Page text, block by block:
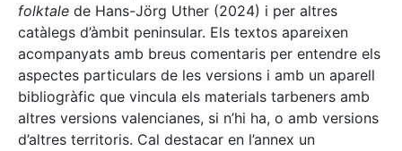
folktale de Hans-Jörg Uther (2024) i per altres
catàlegs d’àmbit peninsular. Els textos apareixen
acompanyats amb breus comentaris per entendre els
aspectes particulars de les versions i amb un aparell
bibliogràfic que vincula els materials tarbeners amb
altres versions valencianes, si n’hi ha, o amb versions
d’altres territoris. Cal destacar en l’annex un